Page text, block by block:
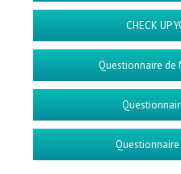
CHECK UP
Questionnaire de